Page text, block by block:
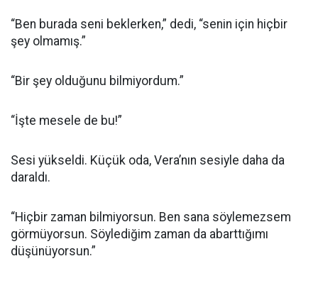
“Ben burada seni beklerken,” dedi, “senin için hiçbir
şey olmamış.”
“Bir şey olduğunu bilmiyordum.”
“İşte mesele de bu!”
Sesi yükseldi. Küçük oda, Vera’nın sesiyle daha da
daraldı.
“Hiçbir zaman bilmiyorsun. Ben sana söylemezsem
görmüyorsun. Söylediğim zaman da abarttığımı
düşünüyorsun.”